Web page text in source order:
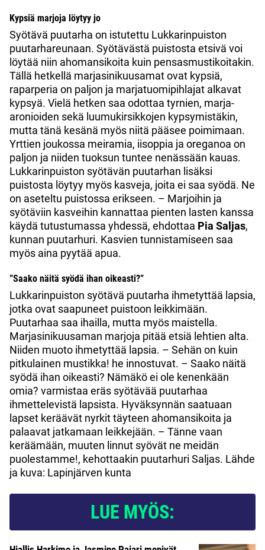
Kypsiä marjoja löytyy jo
Syötävä puutarha on istutettu Lukkarinpuiston
puutarhareunaan. Syötävästä puistosta etsivä voi
löytää niin ahomansikoita kuin pensasmustikoitakin.
Tällä hetkellä marjasinikuusamat ovat kypsiä,
raparperia on paljon ja marjatuomipihlajat alkavat
kypsyä. Vielä hetken saa odottaa tyrnien, marja-
aronioiden sekä luumukirsikkojen kypsymistäkin,
mutta tänä kesänä myös niitä pääsee poimimaan.
Yrttien joukossa meiramia, iisoppia ja oreganoa on
paljon ja niiden tuoksun tuntee nenässään kauas.
Lukkarinpuiston syötävän puutarhan lisäksi
puistosta löytyy myös kasveja, joita ei saa syödä. Ne
on aseteltu puistossa erikseen. – Marjoihin ja
syötäviin kasveihin kannattaa pienten lasten kanssa
käydä tutustumassa yhdessä, ehdottaa Pia Saljas,
kunnan puutarhuri. Kasvien tunnistamiseen saa
myös aina pyytää apua.
”Saako näitä syödä ihan oikeasti?”
Lukkarinpuiston syötävä puutarha ihmetyttää lapsia,
jotka ovat saapuneet puistoon leikkimään.
Puutarhaa saa ihailla, mutta myös maistella.
Marjasinikuusaman marjoja pitää etsiä lehtien alta.
Niiden muoto ihmetyttää lapsia. – Sehän on kuin
pitkulainen mustikka! he innostuvat. – Saako näitä
syödä ihan oikeasti? Nämäkö ei ole kenenkään
omia? varmistaa eräs syötävää puutarhaa
ihmettelevistä lapsista. Hyväksynnän saatuaan
lapset keräävät nyrkit täyteen ahomansikoita ja
palaavat jatkamaan leikkejään. – Tänne vaan
keräämään, muuten linnut syövät ne meidän
puolestamme!, kehottaakin puutarhuri Saljas. Lähde
ja kuva: Lapinjärven kunta
LUE MYÖS: